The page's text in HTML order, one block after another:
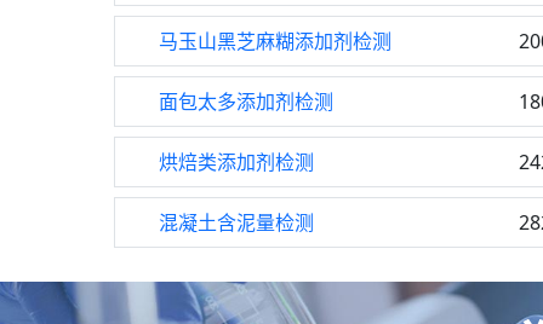
马玉山黑芝麻糊添加剂检测
面包太多添加剂检测
烘焙类添加剂检测
混凝土含泥量检测